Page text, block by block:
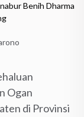
Benih Dharma
Ogan
di Provinsi